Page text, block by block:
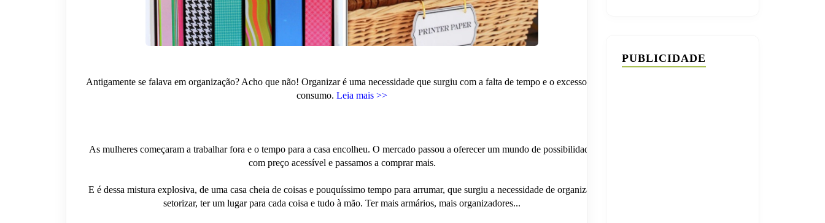
Antigamente se falava em organização? Acho que não! Organizar é uma necessidade que surgiu com a falta de tempo e o excesso de
consumo. Leia mais >>
As mulheres começaram a trabalhar fora e o tempo para a casa encolheu. O mercado passou a oferecer um mundo de possibilidades
com preço acessível e passamos a comprar mais.
E é dessa mistura explosiva, de uma casa cheia de coisas e pouquíssimo tempo para arrumar, que surgiu a necessidade de organizar,
setorizar, ter um lugar para cada coisa e tudo à mão. Ter mais armários, mais organizadores...
PUBLICIDADE